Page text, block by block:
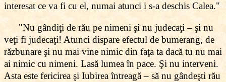
interesat ce va fi cu el, numai atunci i s-a deschis Calea."
"Nu gândiţi de rău pe nimeni şi nu judecaţi – şi nu
veţi fi judecaţi! Atunci dispare efectul de bumerang, de
răzbunare şi nu mai vine nimic din faţa ta dacă tu nu mai
ai nimic cu nimeni. Lasă lumea în pace. Şi nu interveni.
Asta este fericirea şi Iubirea întreagă – să nu gândeşti rău